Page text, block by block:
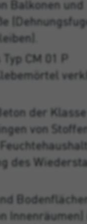
Balkonen und
CM 01 P
der Klasse
von Stoffen
des
Innenräumen)